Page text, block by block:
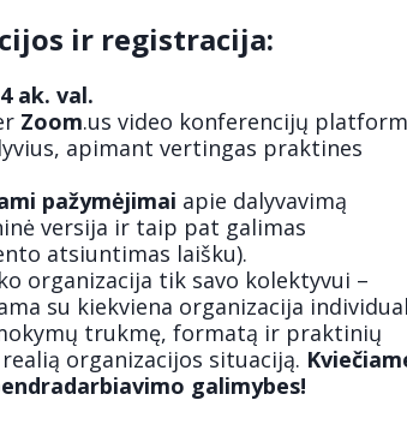
ir registracija:
ak. val.
Zoom.us video konferencijų
apimant vertingas praktines
pažymėjimai apie dalyvavimą
versija ir taip pat galimas
atsiuntimas laišku).
organizacija tik savo kolektyvui –
su kiekviena organizacija
trukmę, formatą ir praktinių
organizacijos situaciją.
galimybes!